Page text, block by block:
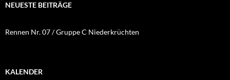
NEUESTE BEITRÄGE
Rennen Nr. 07 / Gruppe C Niederkrüchten
KALENDER